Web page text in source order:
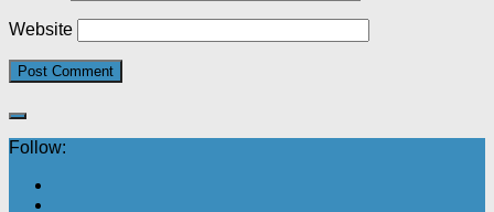
Website
Follow: